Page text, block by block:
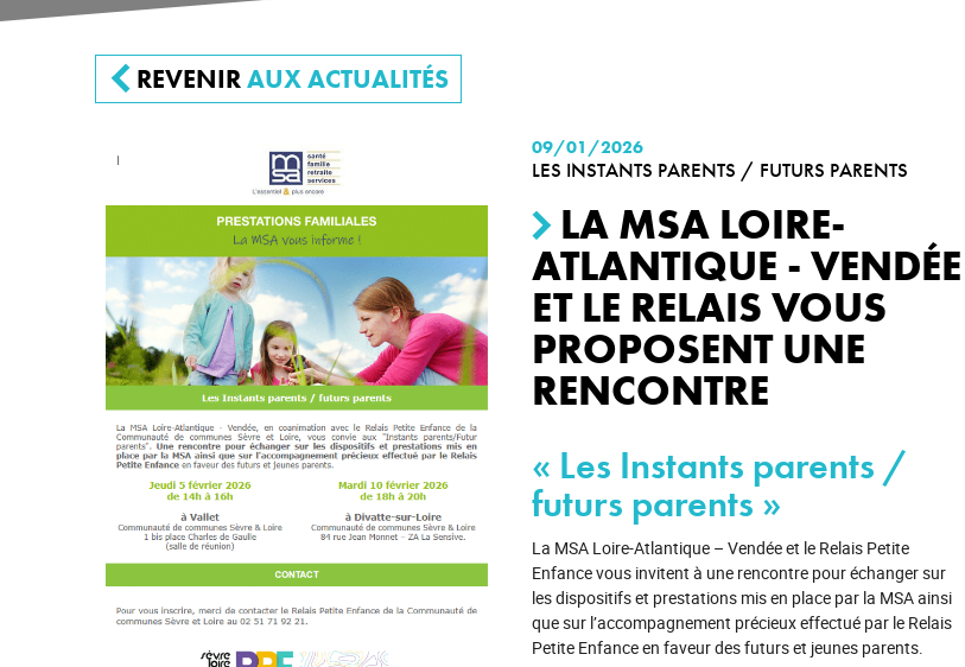
REVENIRAUX ACTUALITÉS
09/01/2026
LES INSTANTS PARENTS / FUTURS PARENTS
LA MSA LOIRE-
ATLANTIQUE - VENDÉE
ET LE RELAIS VOUS
PROPOSENT UNE
RENCONTRE
« Les Instants parents /
futurs parents »
La MSA Loire-Atlantique – Vendée et le Relais Petite
Enfance vous invitent à une rencontre pour échanger sur
les dispositifs et prestations mis en place par la MSA ainsi
que sur l’accompagnement précieux effectué par le Relais
Petite Enfance en faveur des futurs et jeunes parents.